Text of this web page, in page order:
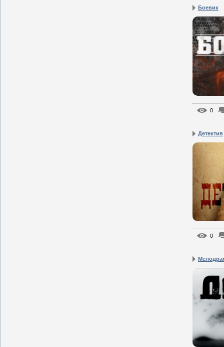
Боевик
0
Детектив
0